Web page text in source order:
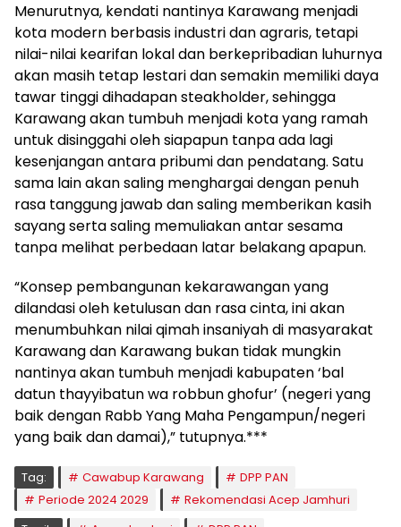
Menurutnya, kendati nantinya Karawang menjadi
kota modern berbasis industri dan agraris, tetapi
nilai-nilai kearifan lokal dan berkepribadian luhurnya
akan masih tetap lestari dan semakin memiliki daya
tawar tinggi dihadapan steakholder, sehingga
Karawang akan tumbuh menjadi kota yang ramah
untuk disinggahi oleh siapapun tanpa ada lagi
kesenjangan antara pribumi dan pendatang. Satu
sama lain akan saling menghargai dengan penuh
rasa tanggung jawab dan saling memberikan kasih
sayang serta saling memuliakan antar sesama
tanpa melihat perbedaan latar belakang apapun.
“Konsep pembangunan kekarawangan yang
dilandasi oleh ketulusan dan rasa cinta, ini akan
menumbuhkan nilai qimah insaniyah di masyarakat
Karawang dan Karawang bukan tidak mungkin
nantinya akan tumbuh menjadi kabupaten ‘bal
datun thayyibatun wa robbun ghofur’ (negeri yang
baik dengan Rabb Yang Maha Pengampun/negeri
yang baik dan damai),” tutupnya.***
Tag: Cawabup Karawang
DPP PAN
Periode 2024 2029
Rekomendasi Acep Jamhuri